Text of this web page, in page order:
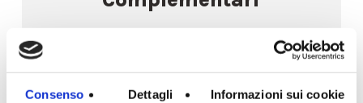
Consenso Dettagli Informazioni sui cookie
Un’estesa scelta di articoli per il fai da te e per usi più